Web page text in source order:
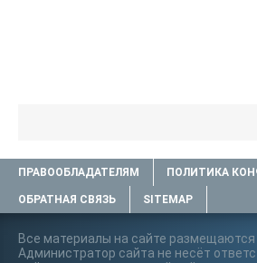
ПРАВООБЛАДАТЕЛЯМ ПОЛИТИКА
ОБРАТНАЯ СВЯЗЬ SITEMAP
Все материалы на сайте размещаются
Администратор сайта не несёт